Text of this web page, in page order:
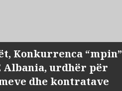
Konkurrenca “mpin”
Albania, urdhër për
dhe kontratave